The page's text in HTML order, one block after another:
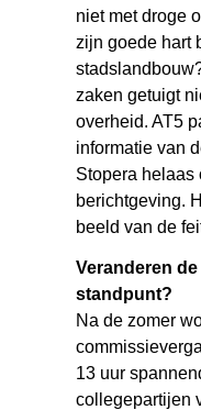
niet met droge
zijn goede hart
zaken getuigt
overheid. AT5
informatie van
Stopera helaas
berichtgeving.
beeld van de
Veranderen
standpunt?
Na de zomer
13 uur
collegepartijen